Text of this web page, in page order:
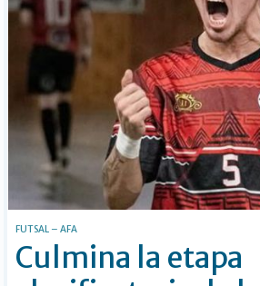
FUTSAL – AFA
Culmina la etapa